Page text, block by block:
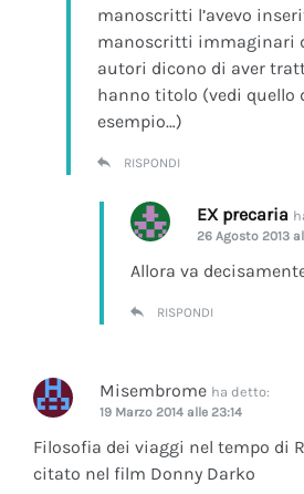
manoscritti l’avevo
manoscritti immaginari
autori dicono di aver
hanno titolo (vedi quello
esempio…)
RISPONDI
EX precaria
26 Agosto 2013
Allora va
RISPONDI
Misembrome ha detto:
19 Marzo 2014 alle 23:14
Filosofia dei viaggi nel tempo di
citato nel film Donny Darko